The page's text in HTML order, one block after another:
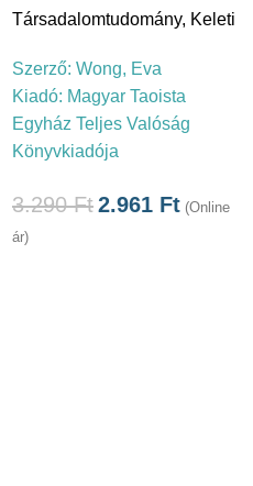
Társadalomtudomány, Keleti
Szerző: Wong, Eva
Kiadó: Magyar Taoista
Egyház Teljes Valóság
Könyvkiadója
3.290Ft2.961 Ft (Online
ár)